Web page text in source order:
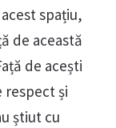
spațiu,
de această
de acești
respect și
știut cu